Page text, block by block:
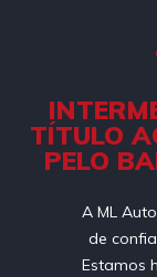
TÍTULO
PELO
A ML
de
Estamos